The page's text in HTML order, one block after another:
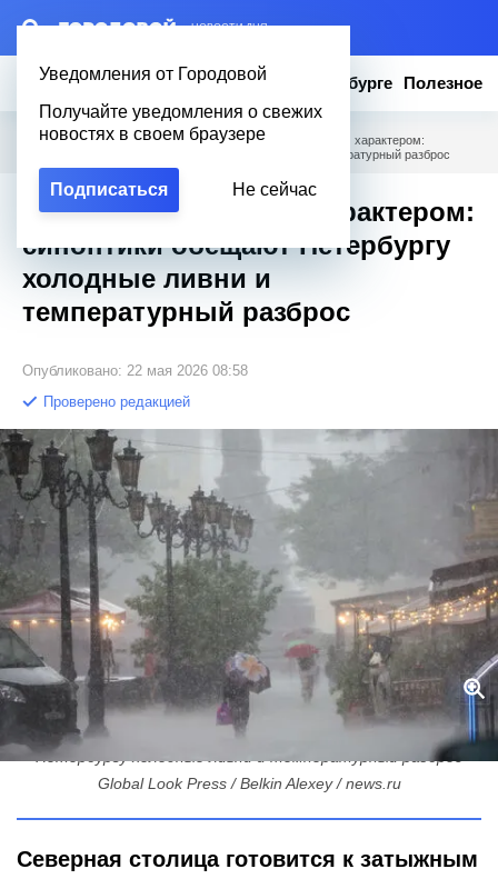
– НОВОСТИ ДНЯ
Уведомления от Городовой
Получайте уведомления о свежих
новостях в своем браузере
Подписаться Не сейчас
Новости Эксклюзив Вопросы о Петербурге Полезное
Городовой Новости Петербурга / Погода с карельским характером:
синоптики обещают Петербургу холодные ливни и температурный разброс
Погода с карельским характером:
синоптики обещают Петербургу
холодные ливни и
температурный разброс
Опубликовано: 22 мая 2026 08:58
Проверено редакцией
Погода с карельским характером: синоптики обещают
Петербургу холодные ливни и температурный разброс
Global Look Press / Belkin Alexey / news.ru
Северная столица готовится к затыжным